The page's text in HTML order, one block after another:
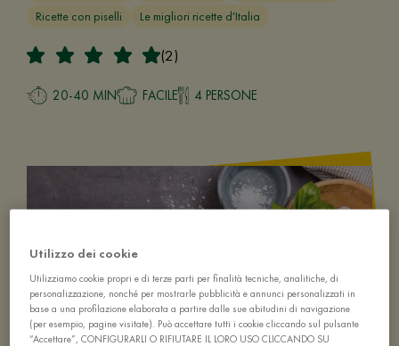
Ricette con piselli
Le migliori ricette d'Italia
(2)
20-40 MIN FACILE 4 PERSONE
Utilizzo dei cookie
Utilizziamo cookie propri e di terze parti per finalità tecniche, analitiche, di
personalizzazione, nonché per mostrarle pubblicità e annunci personalizzati in
base a una profilazione elaborata a partire dalle sue abitudini di navigazione
(per esempio, pagine visitate). Può accettare tutti i cookie cliccando sul pulsante
“Accettare”, CONFIGURARLI O RIFIUTARE IL LORO USO CLICCANDO SU